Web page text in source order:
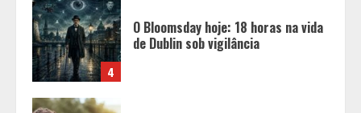
4
O Bloomsday hoje: 18 horas na vida
de Dublin sob vigilância